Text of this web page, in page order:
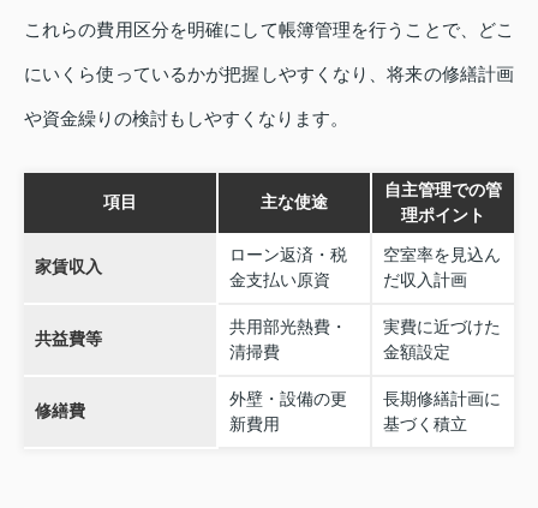
これらの費用区分を明確にして帳簿管理を行うことで、どこ
にいくら使っているかが把握しやすくなり、将来の修繕計画
や資金繰りの検討もしやすくなります。
項目 主な使途
自主管理での管
理ポイント
家賃収入
ローン返済・税
金支払い原資
空室率を見込ん
だ収入計画
共益費等
共用部光熱費・
清掃費
実費に近づけた
金額設定
修繕費
外壁・設備の更
新費用
長期修繕計画に
基づく積立